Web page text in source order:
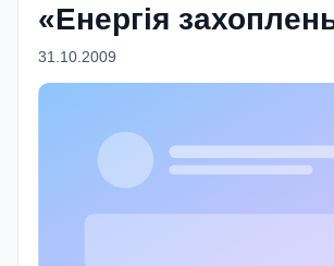
«Енергія
31.10.2009